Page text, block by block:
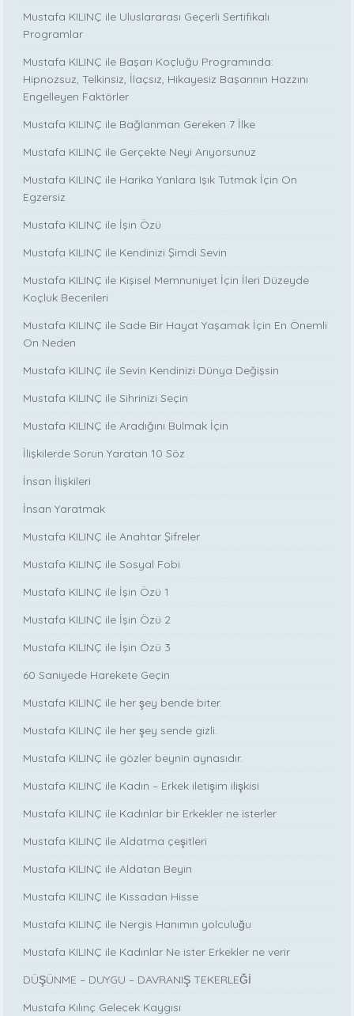
Mustafa KILINÇ ile Uluslararası Geçerli Sertifikalı
Programlar
Mustafa KILINÇ ile Başarı Koçluğu Programında:
Hipnozsuz, Telkinsiz, İlaçsız, Hikayesiz Başarının Hazzını
Engelleyen Faktörler
Mustafa KILINÇ ile Bağlanman Gereken 7 İlke
Mustafa KILINÇ ile Gerçekte Neyi Arıyorsunuz
Mustafa KILINÇ ile Harika Yanlara Işık Tutmak İçin On
Egzersiz
Mustafa KILINÇ ile İşin Özü
Mustafa KILINÇ ile Kendinizi Şimdi Sevin
Mustafa KILINÇ ile Kişisel Memnuniyet İçin İleri Düzeyde
Koçluk Becerileri
Mustafa KILINÇ ile Sade Bir Hayat Yaşamak İçin En Önemli
On Neden
Mustafa KILINÇ ile Sevin Kendinizi Dünya Değişsin
Mustafa KILINÇ ile Sihrinizi Seçin
Mustafa KILINÇ ile Aradığını Bulmak İçin
İlişkilerde Sorun Yaratan 10 Söz
İnsan İlişkileri
İnsan Yaratmak
Mustafa KILINÇ ile Anahtar Şifreler
Mustafa KILINÇ ile Sosyal Fobi
Mustafa KILINÇ ile İşin Özü 1
Mustafa KILINÇ ile İşin Özü 2
Mustafa KILINÇ ile İşin Özü 3
60 Saniyede Harekete Geçin
Mustafa KILINÇ ile her şey bende biter.
Mustafa KILINÇ ile her şey sende gizli.
Mustafa KILINÇ ile gözler beynin aynasıdır.
Mustafa KILINÇ ile Kadın – Erkek iletişim ilişkisi
Mustafa KILINÇ ile Kadınlar bir Erkekler ne isterler
Mustafa KILINÇ ile Aldatma çeşitleri
Mustafa KILINÇ ile Aldatan Beyin
Mustafa KILINÇ ile Kıssadan Hisse
Mustafa KILINÇ ile Nergis Hanımın yolculuğu
Mustafa KILINÇ ile Kadınlar Ne ister Erkekler ne verir
DÜŞÜNME – DUYGU – DAVRANIŞ TEKERLEĞİ
Mustafa Kılınç Gelecek Kaygısı